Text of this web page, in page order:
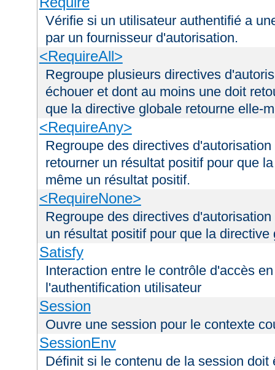
Vérifie si un utilisateur authentifié a
par un fournisseur d'autorisation.
<RequireAll>
Regroupe plusieurs directives
échouer et dont au moins une doit
que la directive globale retourne elle-
<RequireAny>
Regroupe des directives
retourner un résultat positif pour que
même un résultat positif.
<RequireNone>
Regroupe des directives
un résultat positif pour que la
Satisfy
Interaction entre le contrôle d'accès
l'authentification utilisateur
Session
Ouvre une session pour le contexte
SessionEnv
Définit si le contenu de la session